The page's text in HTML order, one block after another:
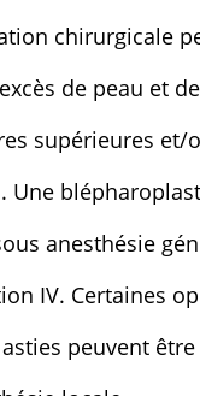
chirurgicale
de peau et
supérieures et/
Une
anesthésie
IV. Certaines
peuvent être